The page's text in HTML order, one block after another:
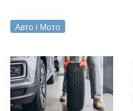
Авто і Мото